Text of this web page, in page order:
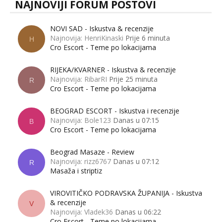
NAJNOVIJI FORUM POSTOVI
H
NOVI SAD - Iskustva & recenzije
Najnovija: HenriKinaski Prije 6 minuta
Cro Escort - Teme po lokacijama
R
RIJEKA/KVARNER - Iskustva & recenzije
Najnovija: RibarRI Prije 25 minuta
Cro Escort - Teme po lokacijama
B
BEOGRAD ESCORT - Iskustva i recenzije
Najnovija: Bole123 Danas u 07:15
Cro Escort - Teme po lokacijama
R
Beograd Masaze - Review
Najnovija: rizz6767 Danas u 07:12
Masaža i striptiz
V
VIROVITIČKO PODRAVSKA ŽUPANIJA - Iskustva
& recenzije
Najnovija: Vladek36 Danas u 06:22